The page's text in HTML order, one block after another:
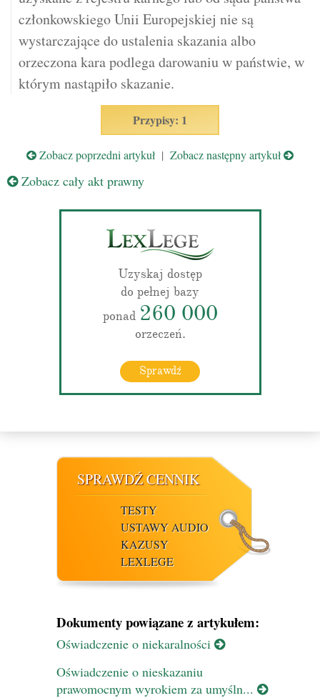
członkowskiego Unii Europejskiej nie są
wystarczające do ustalenia skazania albo
orzeczona kara podlega darowaniu w państwie, w
którym nastąpiło skazanie.
Przypisy: 1
Zobacz poprzedni artykuł | Zobacz następny artykuł
Zobacz cały akt prawny
Uzyskaj dostęp
do pełnej bazy
ponad 260 000
orzeczeń.
Sprawdź
SPRAWDŹ CENNIK
TESTY
USTAWY AUDIO
KAZUSY
LEXLEGE
Dokumenty powiązane z artykułem:
Oświadczenie o niekaralności
Oświadczenie o nieskazaniu
prawomocnym wyrokiem za umyśln...